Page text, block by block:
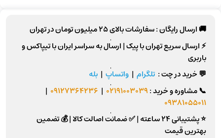
🚚 ارسال رایگان :سفارشات بالای25 میلیون تومان
در تهران
⚡ارسال سریع تهرانبا پیک |ارسال به سراسر ایرانبا تیپاکس و
باربری
💬 خرید در چت : تلگرام | واتساپ | بله
📞مشاوره و خرید :02191003039
|
09127364236
|
09381055011
⭐ پشتیبانی 24 ساعته
|✅ ضمانت اصالت کالا|💰 تضمین
بهترین قیمت